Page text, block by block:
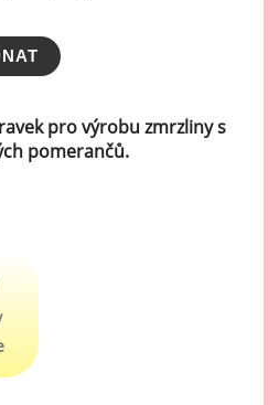
pro výrobu zmrzliny s
pomerančů.